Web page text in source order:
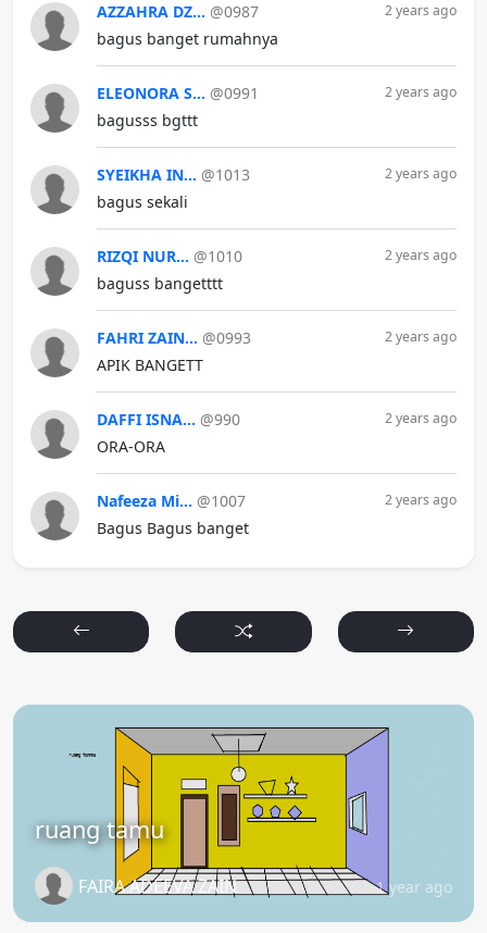
AZZAHRA DZ... @0987 2 years ago
bagus banget rumahnya
ELEONORA S... @0991 2 years ago
bagusss bgttt
SYEIKHA IN... @1013 2 years ago
bagus sekali
RIZQI NUR... @1010 2 years ago
baguss bangetttt
FAHRI ZAIN... @0993 2 years ago
APIK BANGETT
DAFFI ISNA... @990 2 years ago
ORA-ORA
Nafeeza Mi... @1007 2 years ago
Bagus Bagus banget
ruang tamu
FAIRA ADEEVA ZAIN 1 year ago